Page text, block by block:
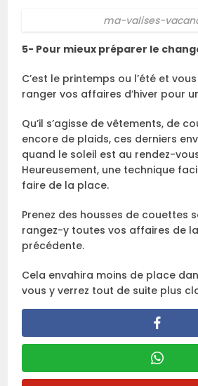
ma-valises-
5- Pour mieux préparer le
C’est le printemps ou l’été et
ranger vos affaires d’hiver pour
Qu’il s’agisse de vêtements, de
encore de plaids, ces derniers
quand le soleil est au rendez-
Heureusement, une technique
faire de la place.
Prenez des housses de couettes
rangez-y toutes vos affaires de
précédente.
Cela envahira moins de place
vous y verrez tout de suite plus